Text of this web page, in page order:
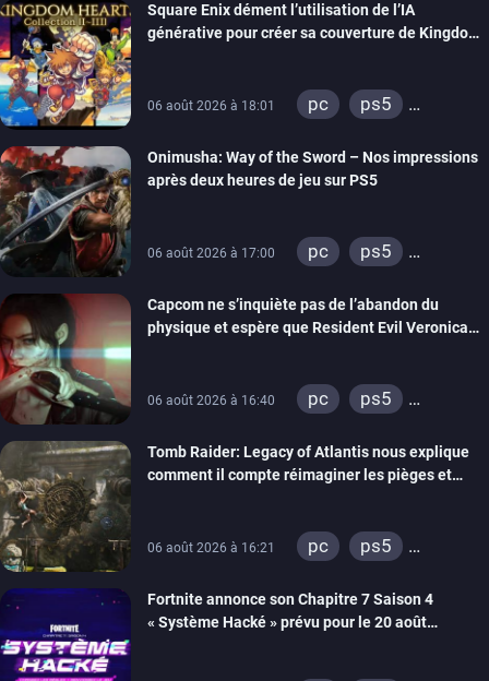
Square Enix dément l’utilisation de l’IA
générative pour créer sa couverture de Kingdom
06 août 2026 à 18:01 pc
ps5
switch 2
Onimusha: Way of the Sword – Nos impressions
après deux heures de jeu sur PS5
06 août 2026 à 17:00 pc
ps5
switch 2
Capcom ne s’inquiète pas de l’abandon du
physique et espère que Resident Evil Veronica
06 août 2026 à 16:40 pc
ps5
switch 2
Tomb Raider: Legacy of Atlantis nous explique
comment il compte réimaginer les pièges et
06 août 2026 à 16:21 pc
ps5
switch 2
Fortnite annonce son Chapitre 7 Saison 4
« Système Hacké » prévu pour le 20 août